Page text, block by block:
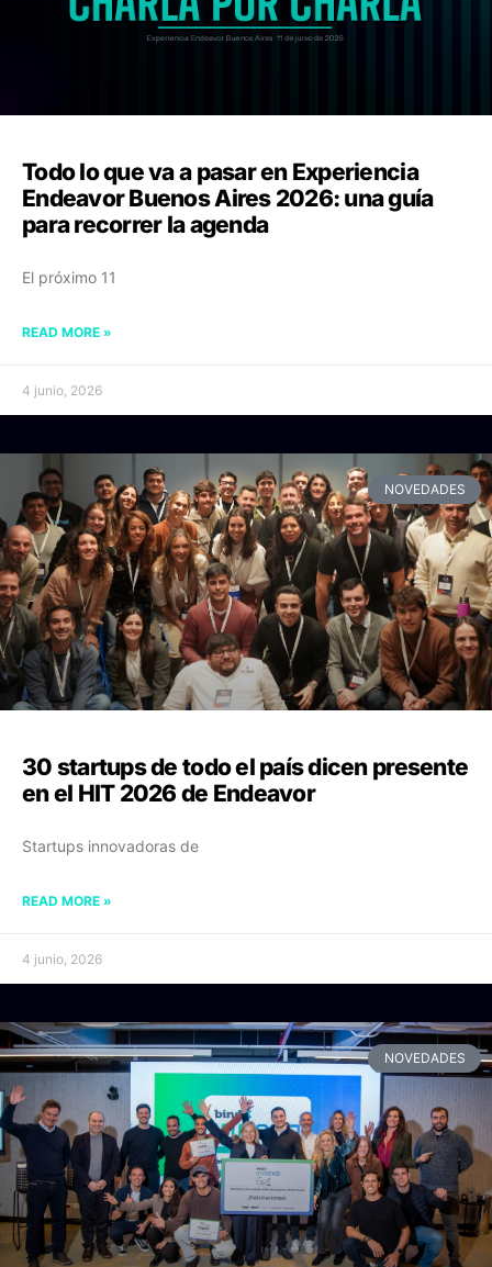
Todo lo que va a pasar en Experiencia
Endeavor Buenos Aires 2026: una guía
para recorrer la agenda
El próximo 11
READ MORE »
4 junio, 2026
NOVEDADES
30 startups de todo el país dicen presente
en el HIT 2026 de Endeavor
Startups innovadoras de
READ MORE »
4 junio, 2026
NOVEDADES